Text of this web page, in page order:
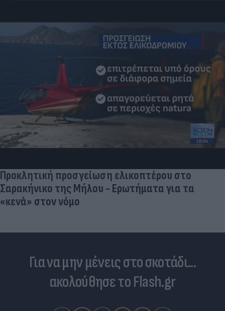
Ηλεκτρικά πατίνια: 3,5 φορές μεγαλύτερος ο
κίνδυνος σοβαρής εγκεφαλικής κάκωσης
Για να μην μένεις στο σκοτάδι...
ακολούθησε το Flash.gr